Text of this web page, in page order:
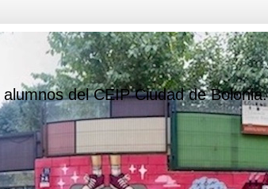
del CEIP Ciudad de Bolonia.